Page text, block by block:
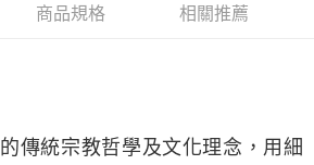
商品規格 相關推薦
傳統宗教哲學及文化理念，用細